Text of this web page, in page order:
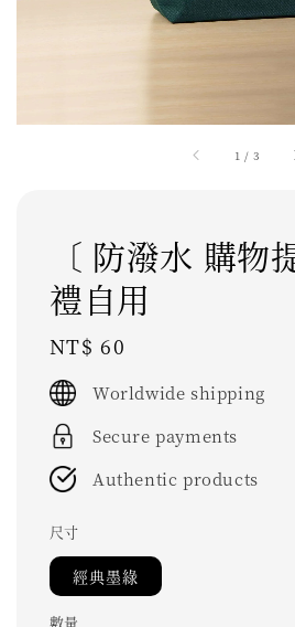
1 / 3
〔 防潑水 購物
禮自用
Regular
price
NT$ 60
Worldwide shipping
Secure payments
Authentic products
尺寸
經典墨綠
數量